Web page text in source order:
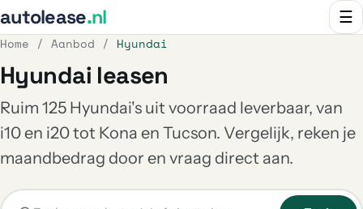
autolease.nl ☰
Home / Aanbod / Hyundai
Hyundai leasen
Ruim 125 Hyundai's uit voorraad leverbaar, van
i10 en i20 tot Kona en Tucson. Vergelijk, reken je
maandbedrag door en vraag direct aan.